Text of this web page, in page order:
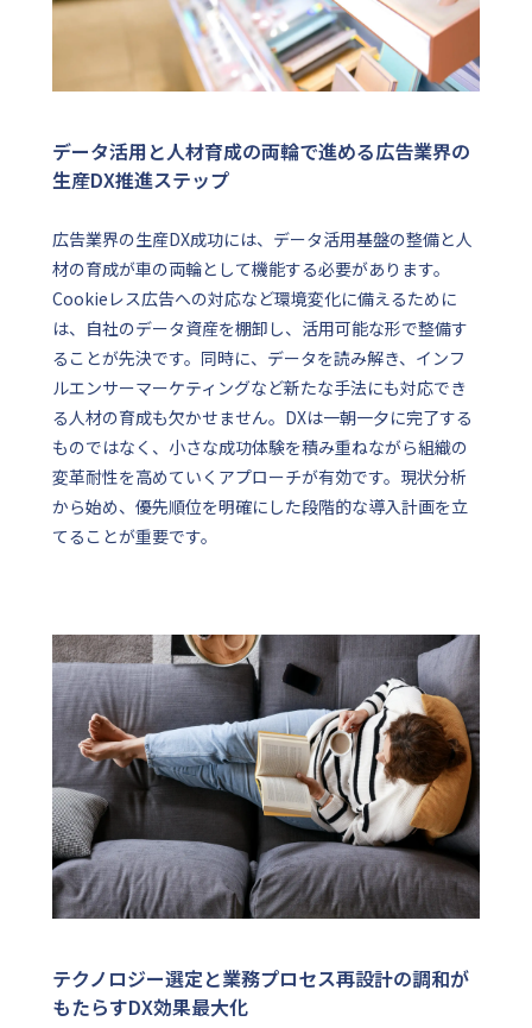
データ活用と人材育成の両輪で進める広告業界の
生産DX推進ステップ
広告業界の生産DX成功には、データ活用基盤の整備と人
材の育成が車の両輪として機能する必要があります。
Cookieレス広告への対応など環境変化に備えるために
は、自社のデータ資産を棚卸し、活用可能な形で整備す
ることが先決です。同時に、データを読み解き、インフ
ルエンサーマーケティングなど新たな手法にも対応でき
る人材の育成も欠かせません。DXは一朝一夕に完了する
ものではなく、小さな成功体験を積み重ねながら組織の
変革耐性を高めていくアプローチが有効です。現状分析
から始め、優先順位を明確にした段階的な導入計画を立
てることが重要です。
テクノロジー選定と業務プロセス再設計の調和が
もたらすDX効果最大化